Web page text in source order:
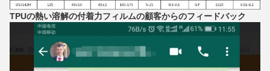
TPUの熱い溶解の付着力フィルムの顧客からのフィードバック